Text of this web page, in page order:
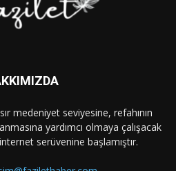
medeniyet seviyesine, refahının
yardımcı olmaya çalışacak
serüvenine başlamıştır.